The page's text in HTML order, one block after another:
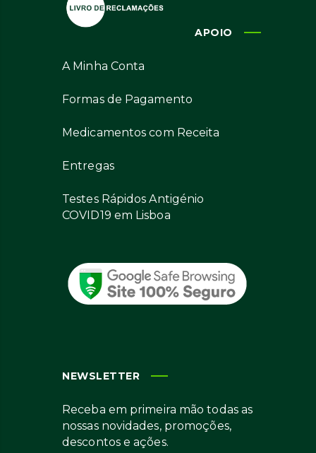
APOIO
A Minha Conta
Formas de Pagamento
Medicamentos com Receita
Entregas
Testes Rápidos Antigénio
COVID19 em Lisboa
NEWSLETTER
Receba em primeira mão todas as
nossas novidades, promoções,
descontos e ações.